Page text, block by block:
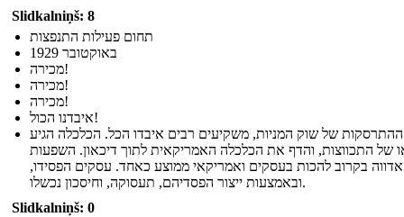
Slidkalniņš: 8
תחום פעילות התנפצות
באוקטובר 1929
מכירה!
מכירה!
מכירה!
איבדנו הכול!
של שוק המניות, משקיעים רבים איבדו הכל. הכלכלה הגיע
של התכווצות, והדף את הכלכלה האמריקאית לתוך דיכאון. השפעות
בקרוב להכות בעסקים ואמריקאי ממוצע כאחד. עסקים הפסידו,
ובאמצעות ייצור הפסדיהם, תעסוקה, וחיסכון נכשלו.
Slidkalniņš: 0